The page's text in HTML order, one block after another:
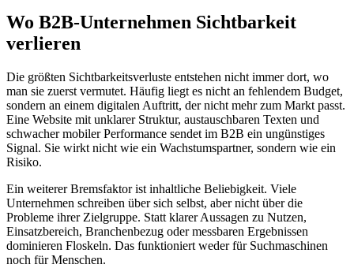
Wo B2B-Unternehmen Sichtbarkeit
verlieren
Die größten Sichtbarkeitsverluste entstehen nicht immer dort, wo
man sie zuerst vermutet. Häufig liegt es nicht an fehlendem Budget,
sondern an einem digitalen Auftritt, der nicht mehr zum Markt passt.
Eine Website mit unklarer Struktur, austauschbaren Texten und
schwacher mobiler Performance sendet im B2B ein ungünstiges
Signal. Sie wirkt nicht wie ein Wachstumspartner, sondern wie ein
Risiko.
Ein weiterer Bremsfaktor ist inhaltliche Beliebigkeit. Viele
Unternehmen schreiben über sich selbst, aber nicht über die
Probleme ihrer Zielgruppe. Statt klarer Aussagen zu Nutzen,
Einsatzbereich, Branchenbezug oder messbaren Ergebnissen
dominieren Floskeln. Das funktioniert weder für Suchmaschinen
noch für Menschen.